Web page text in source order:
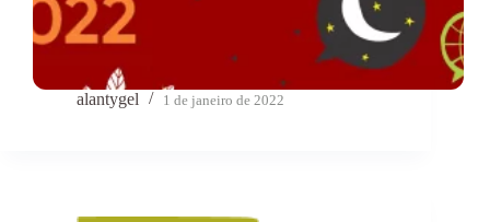
alantygel 1 de janeiro de 2022